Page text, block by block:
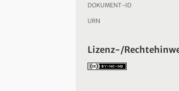
DOKUMENT-ID
URN
Lizenz-/